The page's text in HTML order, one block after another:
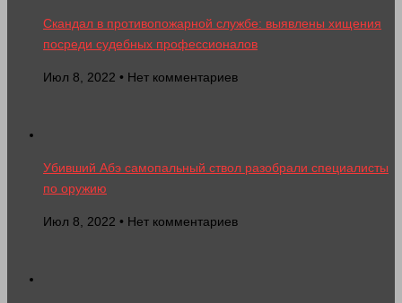
Скандал в противопожарной службе: выявлены хищения
посреди судебных профессионалов
Июл 8, 2022 • Нет комментариев
Убивший Абэ самопальный ствол разобрали специалисты
по оружию
Июл 8, 2022 • Нет комментариев